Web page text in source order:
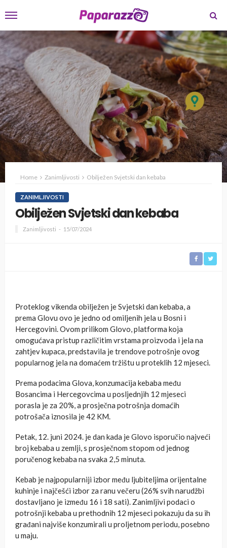
Home Zanimljivosti Obilježen Svjetski dan kebaba
ZANIMLJIVOSTI
Obilježen Svjetski dan kebaba
Zanimljivosti 15/07/2024
Proteklog vikenda obilježen je Svjetski dan kebaba, a
prema Glovu ovo je jedno od omiljenih jela u Bosni i
Hercegovini. Ovom prilikom Glovo, platforma koja
omogućava pristup različitim vrstama proizvoda i jela na
zahtjev kupaca, predstavila je trendove potrošnje ovog
popularnog jela na domaćem tržištu u proteklih 12 mjeseci.
Prema podacima Glova, konzumacija kebaba među
Bosancima i Hercegovcima u posljednjih 12 mjeseci
porasla je za 20%, a prosječna potrošnja domaćih
potrošača iznosila je 42 KM.
Petak, 12. juni 2024. je dan kada je Glovo isporučio najveći
broj kebaba u zemlji, s prosječnom stopom od jednog
poručenog kebaba na svaka 2,5 minuta.
Kebab je najpopularniji izbor među ljubiteljima orijentalne
kuhinje i najčešći izbor za ranu večeru (26% svih narudžbi
dostavljano je između 16 i 18 sati). Zanimljivi podaci o
potrošnji kebaba u prethodnih 12 mjeseci pokazuju da su ih
građani najviše konzumirali u proljetnom periodu, posebno
u maju.